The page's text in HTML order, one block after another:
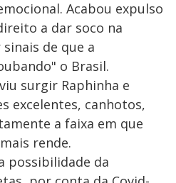
Acabou expulso
a dar soco na
sinais de que a
o Brasil.
surgir Raphinha e
excelentes, canhotos,
a faixa em que
rende.
possibilidade da